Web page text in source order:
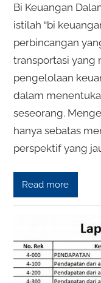
Bi Keuangan
istilah “bi
perbincangan
transportasi yang
pengelolaan
dalam
seseorang.
hanya sebatas
perspektif yang
Read more